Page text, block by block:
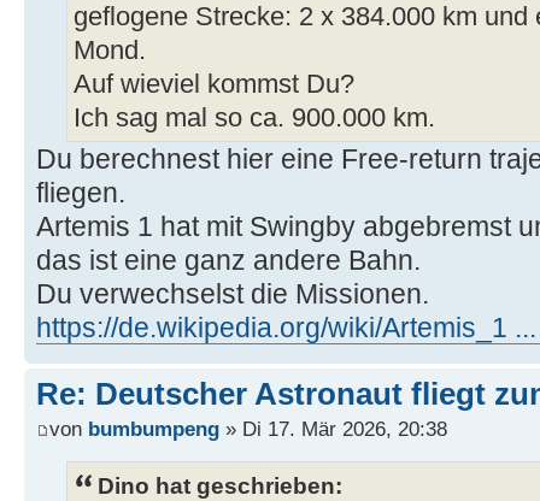
geflogene Strecke: 2 x 384.000 km
Mond.
Auf wieviel kommst Du?
Ich sag mal so ca. 900.000 km.
Du berechnest hier eine Free-return
fliegen.
Artemis 1 hat mit Swingby abgebremst
das ist eine ganz andere Bahn.
Du verwechselst die Missionen.
https://de.wikipedia.org/wiki/Artemis_1
Re: Deutscher Astronaut fliegt
von bumbumpeng » Di 17. Mär 2026, 20:38
Dino hat geschrieben: